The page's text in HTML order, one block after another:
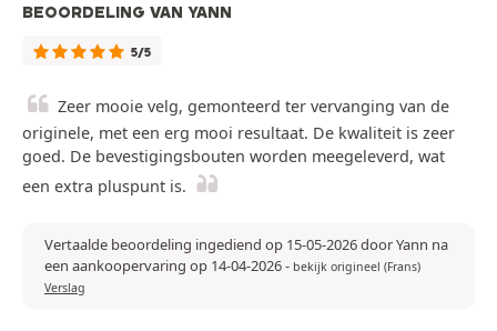
BEOORDELING VAN YANN
5/5
Zeer mooie velg, gemonteerd ter vervanging van de
originele, met een erg mooi resultaat. De kwaliteit is zeer
goed. De bevestigingsbouten worden meegeleverd, wat
een extra pluspunt is.
Vertaalde beoordeling ingediend op 15-05-2026 door Yann na
een aankoopervaring op 14-04-2026- bekijk origineel (Frans)
Verslag